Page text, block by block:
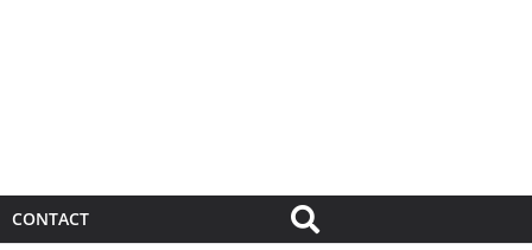
CONTACT